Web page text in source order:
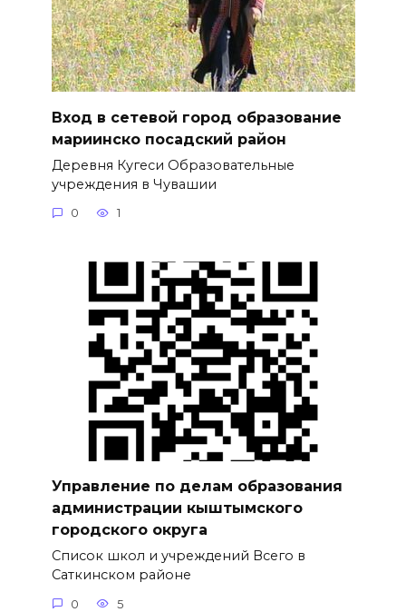
Вход в сетевой город образование
мариинско посадский район
Деревня Кугеси Образовательные
учреждения в Чувашии
0 1
Управление по делам образования
администрации кыштымского
городского округа
Список школ и учреждений Всего в
Саткинском районе
0 5